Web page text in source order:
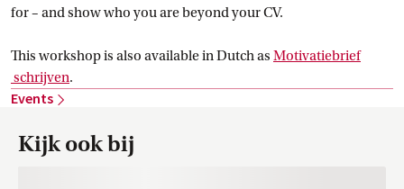
for – and show who you are beyond your CV.
This workshop is also available in Dutch as Motivatiebrief
schrijven.
Events
Kijk ook bij